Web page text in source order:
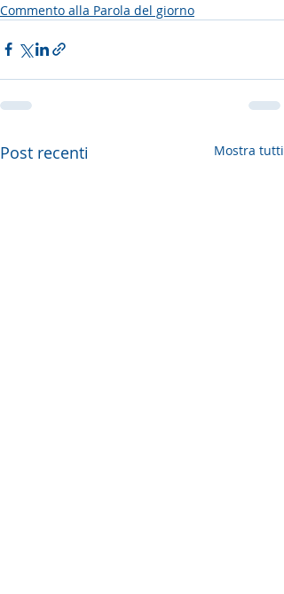
Commento alla Parola del giorno
Post recenti Mostra tutti